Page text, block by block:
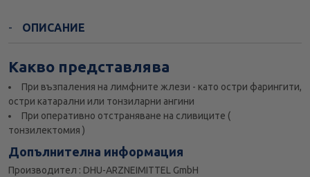
ОПИСАНИЕ
Какво представлява
При възпаления на лимфните жлези - като остри фарингити,
остри катарални или тонзиларни ангини
При оперативно отстраняване на сливиците (
тонзилектомия )
Допълнителна информация
Производител : DHU-ARZNEIMITTEL GmbH